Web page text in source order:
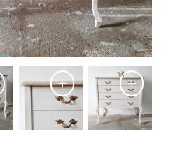
+ +